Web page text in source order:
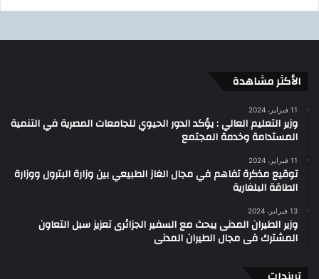
الأكثر مشاهدة
11 فبراير، 2024
وزير التعليم العالي : يؤكد الدور الحيوي للجامعات المصرية في التنمية
المستدامة وخدمة المجتمع
11 فبراير، 2024
توقيع مذكرة تفاهم في مجال الغاز الطبيعي بين وزارة البترول ووزارة
الطاقة البلغارية
13 فبراير، 2024
وزير الطيران المدنى يبحث مع السفير الجزائرى تعزيز سبل التعاون
المشترك فى مجال الطيران المدنى